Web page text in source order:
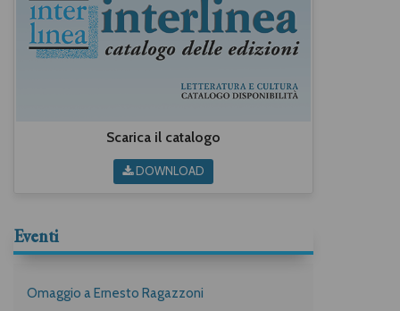
Scarica il catalogo
DOWNLOAD
Eventi
Omaggio a Ernesto Ragazzoni